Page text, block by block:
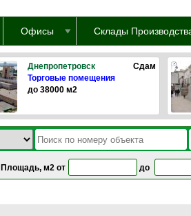
Офисы Склады
Днепропетровск
Сдам
Торговые помещения
до 38000 м2
Площадь, м2 от до